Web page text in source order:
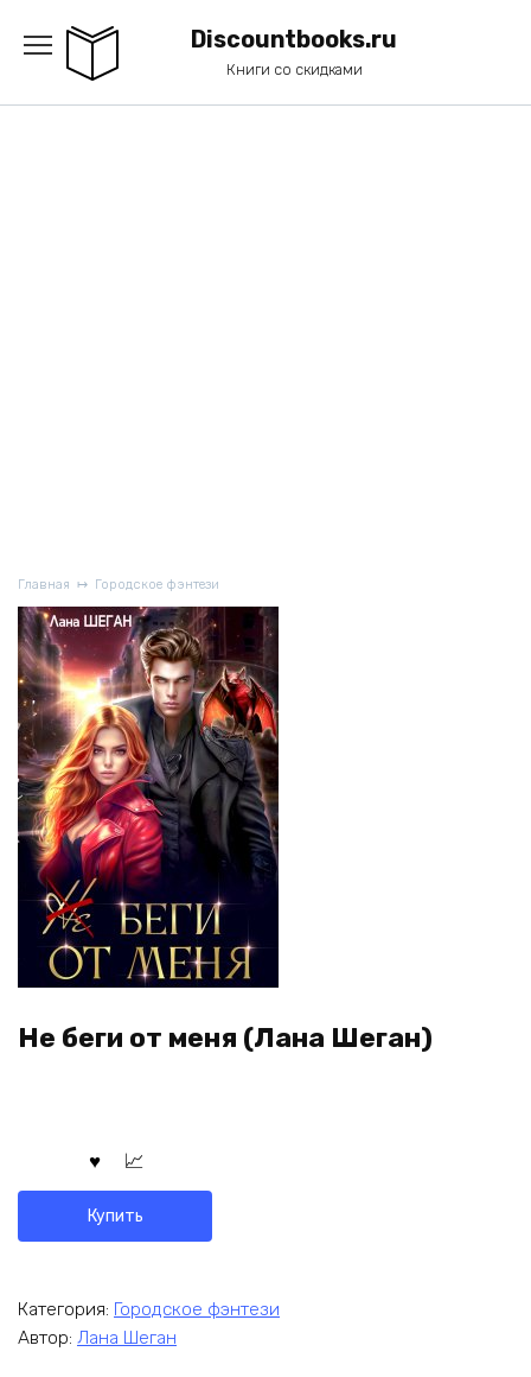
содержанию
Discountbooks.ru
Книги со скидками
Главная Городское фэнтези
Не беги от меня (Лана Шеган)
Купить
Категория: Городское фэнтези
Автор: Лана Шеган